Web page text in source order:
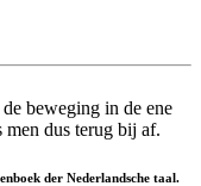
beweging in de ene
dus terug bij af.
der Nederlandsche taal.